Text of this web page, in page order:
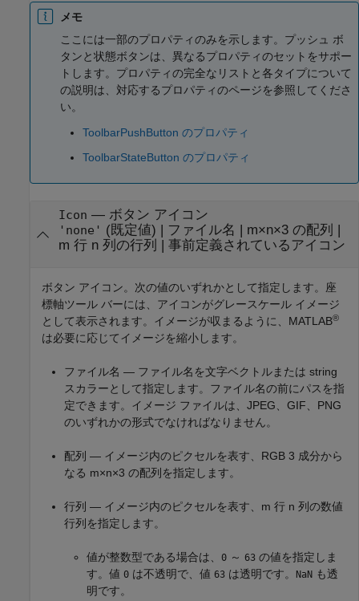
メモ
ここには一部のプロパティのみを示します。プッシュ ボ
タンと状態ボタンは、異なるプロパティのセットをサポー
トします。プロパティの完全なリストと各タイプについて
の説明は、対応するプロパティのページを参照してくださ
い。
ToolbarPushButton のプロパティ
ToolbarStateButton のプロパティ
Icon — ボタン アイコン
'none' (既定値) | ファイル名 | m×n×3 の配列 |
m 行 n 列の行列 | 事前定義されているアイコン
ボタン アイコン。次の値のいずれかとして指定します。座
標軸ツール バーには、アイコンがグレースケール イメージ
として表示されます。イメージが収まるように、MATLAB®
は必要に応じてイメージを縮小します。
ファイル名 — ファイル名を文字ベクトルまたは string
スカラーとして指定します。ファイル名の前にパスを指
定できます。イメージ ファイルは、JPEG、GIF、PNG
のいずれかの形式でなければなりません。
配列 — イメージ内のピクセルを表す、RGB 3 成分から
なる m×n×3 の配列を指定します。
行列 — イメージ内のピクセルを表す、m 行 n 列の数値
行列を指定します。
値が整数型である場合は、 0 ～ 63 の値を指定しま
す。値 0 は不透明で、値 63 は透明です。 NaN も透
明です。